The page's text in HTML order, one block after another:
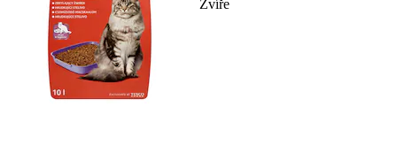
Zvíře